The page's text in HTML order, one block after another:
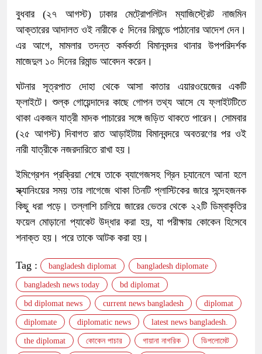
বুধবার (২৭ আগস্ট) ঢাকার মেট্রোপলিটন ম্যাজিস্ট্রেট নাজমিন
আক্তারের আদালত ওই নারীকে ৫ দিনের রিমান্ডে পাঠানোর আদেশ দেন।
এর আগে, মামলার তদন্ত কর্মকর্তা বিমানবন্দর থানার উপপরিদর্শক
মাজেদুল ১০ দিনের রিমান্ড আবেদন করেন।
ঘটনার সূত্রপাত দোহা থেকে আসা কাতার এয়ারওয়েজের একটি
ফ্লাইটে। শুল্ক গোয়েন্দাদের কাছে গোপন তথ্য আসে যে ফ্লাইটটিতে
থাকা একজন যাত্রী মাদক পাচারের সঙ্গে জড়িত থাকতে পারেন। সোমবার
(২৫ আগস্ট) দিবাগত রাত আড়াইটায় বিমানবন্দরে অবতরণের পর ওই
নারী যাত্রীকে নজরদারিতে রাখা হয়।
ইমিগ্রেশন প্রক্রিয়া শেষে তাকে ব্যাগেজসহ গ্রিন চ্যানেলে আনা হলে
স্ক্যানিংয়ের সময় তার লাগেজে থাকা তিনটি প্লাস্টিকের জারে সন্দেহজনক
কিছু ধরা পড়ে। তল্লাশি চালিয়ে জারের ভেতর থেকে ২২টি ডিম্বাকৃতির
ফয়েল মোড়ানো প্যাকেট উদ্ধার করা হয়, যা পরীক্ষায় কোকেন হিসেবে
শনাক্ত হয়। পরে তাকে আটক করা হয়।
Tag : bangladesh diplomat bangladesh diplomate
bangladesh news today bd diplomat
bd diplomat news current news bangladesh diplomat
diplomate diplomatic news latest news bangladesh.
the diplomat কোকেন পাচার গায়ানা নাগরিক ডিপলোমেট